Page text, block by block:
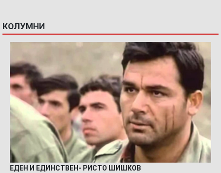
КОЛУМНИ
ЕДЕН И ЕДИНСТВЕН- РИСТО ШИШКОВ